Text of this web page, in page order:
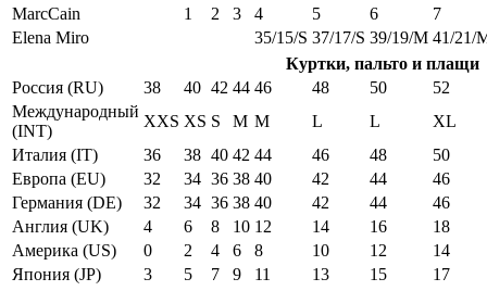
MarcCain
1 2 3 4 5 6
7
Elena Miro
35/15/S 37/17/S 39/19/M 41/21/
Куртки, пальто и плащи
Россия (RU)
38 40 42 44 46 48 50
52
Международный
(INT)
XXS XS S M M L L
XL
Италия (IT)
36 38 40 42 44 46 48
50
Европа (EU)
32 34 36 38 40 42 44
46
Германия (DE)
32 34 36 38 40 42 44
46
Англия (UK)
4 6 8 10 12 14 16
18
Америка (US)
0 2 4 6 8 10 12
14
Япония (JP)
3 5 7 9 11 13 15
17